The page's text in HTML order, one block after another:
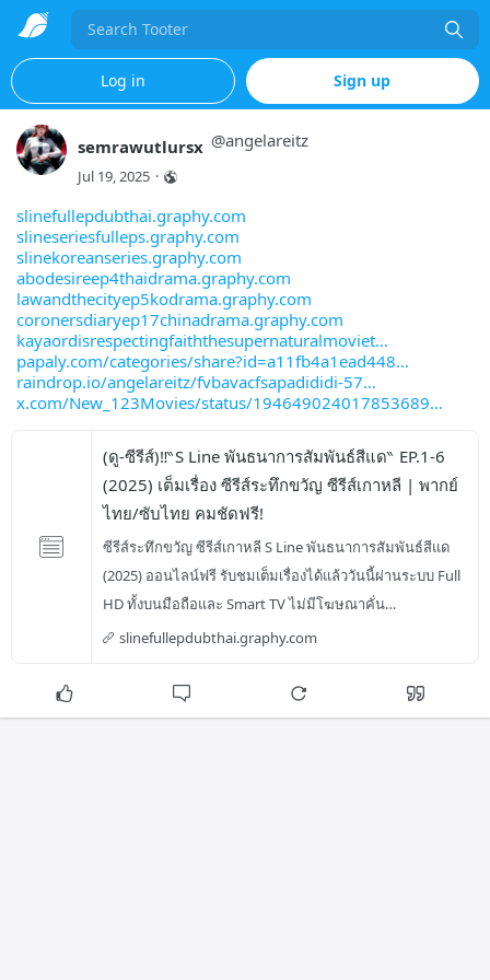
Search
Log in Sign up
semrawutlursx @angelareitz
Jul 19, 2025 ·
slinefullepdubthai.graphy.com
slineseriesfulleps.graphy.com
slinekoreanseries.graphy.com
abodesireep4thaidrama.graphy.com
lawandthecityep5kodrama.graphy.com
coronersdiaryep17chinadrama.graphy.com
kayaordisrespectingfaiththesupernaturalmoviet
papaly.com/categories/share?id=a11fb4a1ead448
raindrop.io/angelareitz/fvbavacfsapadididi-57
x.com/New_123Movies/status/194649024017853689
(ดู-ซีรีส์)‼️‶S Line พันธนาการสัมพันธ์สีแด‶ EP.1-6
(2025) เต็มเรื่อง ซีรีส์ระทึกขวัญ ซีรีส์เกาหลี | พากย์
ไทย/ซับไทย คมชัดฟรี!
ซีรีส์ระทึกขวัญ ซีรีส์เกาหลี S Line พันธนาการสัมพันธ์สีแด
(2025) ออนไลน์ฟรี รับชมเต็มเรื่องได้แล้ววันนี้ผ่านระบบ Full
HD ทั้งบนมือถือและ Smart TV ไม่มีโฆษณาคั่น…
slinefullepdubthai.graphy.com